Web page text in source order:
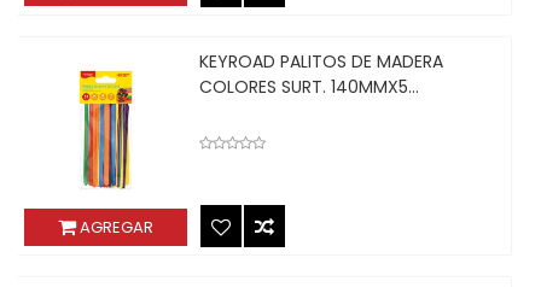
AGREGAR
KEYROAD PALITOS DE MADERA
COLORES SURT. 140MMX5...